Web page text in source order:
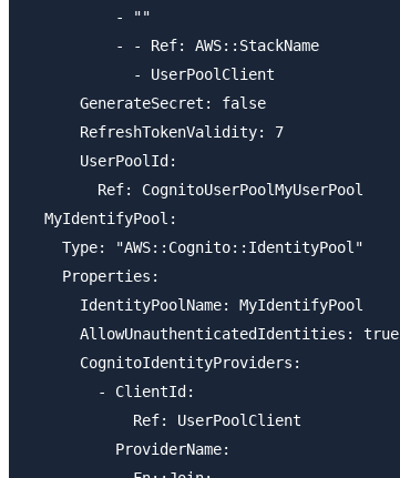
          - ""
          - - Ref: AWS::StackName
            - UserPoolClient
      GenerateSecret: false
      RefreshTokenValidity: 7
      UserPoolId:
        Ref: CognitoUserPoolMyUserPool
  MyIdentifyPool:
    Type: "AWS::Cognito::IdentityPool"
    Properties:
      IdentityPoolName: MyIdentifyPool
      AllowUnauthenticatedIdentities: true
      CognitoIdentityProviders:
        - ClientId:
            Ref: UserPoolClient
          ProviderName: